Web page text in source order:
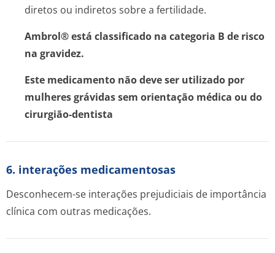
diretos ou indiretos sobre a fertilidade.
Ambrol® está classificado na categoria B de risco
na gravidez.
Este medicamento não deve ser utilizado por
mulheres grávidas sem orientação médica ou do
cirurgião-dentista
6. interações medicamentosas
Desconhecem-se interações prejudiciais de importância
clínica com outras medicações.